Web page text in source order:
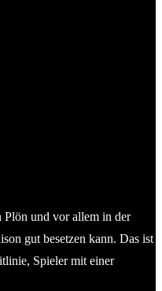
Plön und vor allem in der
gut besetzen kann. Das ist
Spieler mit einer